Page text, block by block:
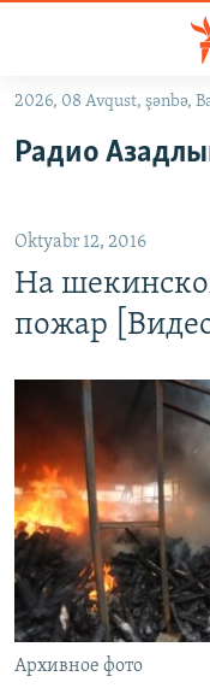
Əsas
qayıt
qayıt
Axtarışa
#İZAHLA
#ƏSLINDƏ
FƏRQƏ BAX
QANUNI DOĞRU
ARAŞDIRMA
MULTIMEDIA
VIDEO
FOTOQALEREYA
İNFOQRAFIKA
KARIKATURA
RADIO ARXIV
OXU ZALI
AZƏRBAYCAN
İSLAM VƏ DEMOKRATIYA
HAQQIMIZDA
MISSIYAMIZ
PEŞƏ ETIKASI VƏ
BIZI IZLƏ
2026, 08 Avqust, şənbə,
Радио
Oktyabr 12, 2016
На
пожар
Архивное фото